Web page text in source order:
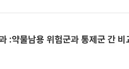
:약물남용 위험군과 통제군 간 비